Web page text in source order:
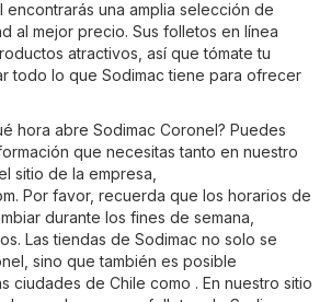
encontrarás una amplia selección de
al mejor precio. Sus folletos en línea
atractivos, así que tómate tu
todo lo que Sodimac tiene para ofrecer
hora abre Sodimac Coronel? Puedes
que necesitas tanto en nuestro
sitio de la empresa,
. Por favor, recuerda que los horarios de
durante los fines de semana,
Las tiendas de Sodimac no solo se
sino que también es posible
ciudades de Chile como . En nuestro sitio